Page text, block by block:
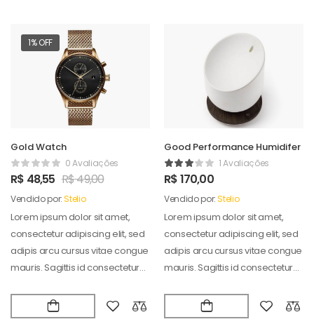
1% OFF
Gold Watch
0 Avaliações
R$ 48,55 R$49,00
Vendido por:Stelio
Lorem ipsum dolor sit amet,
consectetur adipiscing elit, sed
adipis arcu cursus vitae congue
mauris. Sagittis id consectetur
Good Performance Humidifer
1 Avaliações
R$170,00
Vendido por:Stelio
Lorem ipsum dolor sit amet,
consectetur adipiscing elit, sed
adipis arcu cursus vitae congue
mauris. Sagittis id consectetur